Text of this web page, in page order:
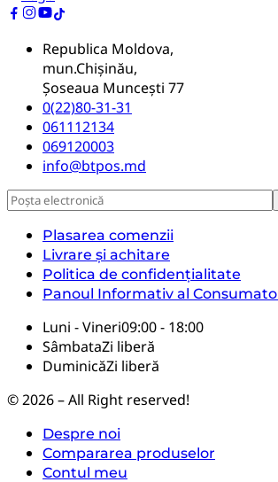
Republica Moldova,
mun.Chișinău,
Șoseaua Muncești 77
0(22)80-31-31
061112134
069120003
info@btpos.md
Plasarea comenzii
Livrare și achitare
Politica de confidențialitate
Panoul Informativ al
Luni - Vineri09:00 - 18:00
SâmbataZi liberă
DuminicăZi liberă
© 2026 – All Right reserved!
Despre noi
Compararea produselor
Contul meu